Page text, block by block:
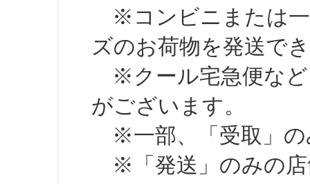
※コンビニまたは一
ズのお荷物を発送で
※クール宅急便など
がございます。
※一部、「受取」の
※「発送」のみの店